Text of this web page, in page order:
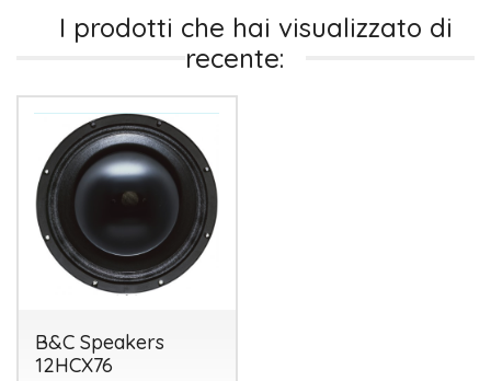
I prodotti che hai visualizzato di
recente:
B&C Speakers
12HCX76